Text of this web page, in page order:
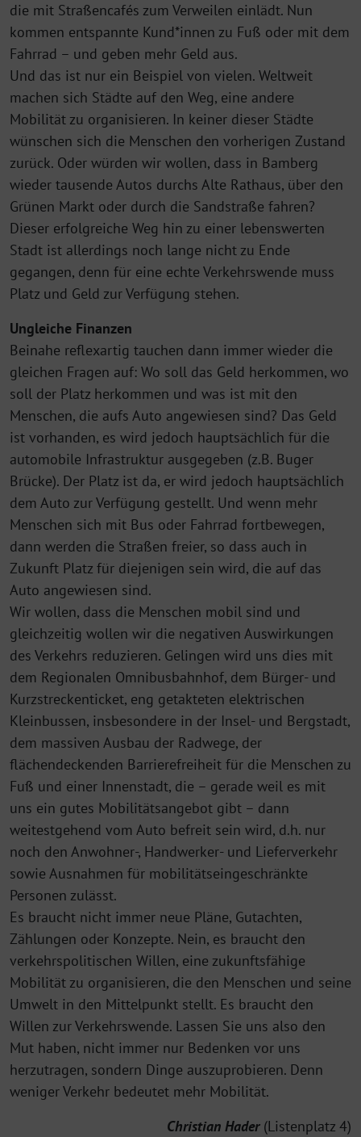
die mit Straßencafés zum Verweilen einlädt. Nun
kommen entspannte Kund*innen zu Fuß oder mit dem
Fahrrad – und geben mehr Geld aus.
Und das ist nur ein Beispiel von vielen. Weltweit
machen sich Städte auf den Weg, eine andere
Mobilität zu organisieren. In keiner dieser Städte
wünschen sich die Menschen den vorherigen Zustand
zurück. Oder würden wir wollen, dass in Bamberg
wieder tausende Autos durchs Alte Rathaus, über den
Grünen Markt oder durch die Sandstraße fahren?
Dieser erfolgreiche Weg hin zu einer lebenswerten
Stadt ist allerdings noch lange nicht zu Ende
gegangen, denn für eine echte Verkehrswende muss
Platz und Geld zur Verfügung stehen.
Ungleiche Finanzen
Beinahe reflexartig tauchen dann immer wieder die
gleichen Fragen auf: Wo soll das Geld herkommen, wo
soll der Platz her­kommen und was ist mit den
Menschen, die aufs Auto angewiesen sind? Das Geld
ist vorhanden, es wird jedoch hauptsächlich für die
automobile Infrastruktur ausgegeben (z.B. Buger
Brücke). Der Platz ist da, er wird jedoch hauptsächlich
dem Auto zur Verfügung gestellt. Und wenn mehr
Menschen sich mit Bus oder Fahrrad fortbewegen,
dann werden die Straßen freier, so dass auch in
Zukunft Platz für diejenigen sein wird, die auf das
Auto angewiesen sind.
Wir wollen, dass die Menschen mobil sind und
gleichzeitig wollen wir die negativen Auswirkungen
des Verkehrs reduzieren. Gelingen wird uns dies mit
dem Regionalen Omnibusbahnhof, dem Bürger- und
Kurzstreckenticket, eng ge­takteten elektrischen
Kleinbussen, insbesondere in der Insel- und Bergstadt,
dem massiven Ausbau der Rad­wege, der
flächendeckenden Barrierefreiheit für die Menschen zu
Fuß und einer Innenstadt, die – gerade weil es mit
uns ein gutes Mobilitätsangebot gibt – dann
weitestgehend vom Auto befreit sein wird, d.h. nur
noch den Anwohner-, Handwerker- und Lieferverkehr
sowie Ausnahmen für mobilitätseingeschränkte
Personen zu­lässt.
Es braucht nicht immer neue Pläne, Gutachten,
Zählungen oder Konzepte. Nein, es braucht den
verkehrspolitischen Willen, eine zukunftsfähige
Mobilität zu organisieren, die den Menschen und seine
Umwelt in den Mittelpunkt stellt. Es braucht den
Willen zur Verkehrswende. Lassen Sie uns also den
Mut haben, nicht immer nur Bedenken vor uns
herzutragen, sondern Din­ge aus­zuprobieren. Denn
weniger Verkehr bedeutet mehr Mobilität.
Christian Hader(Listenplatz 4)